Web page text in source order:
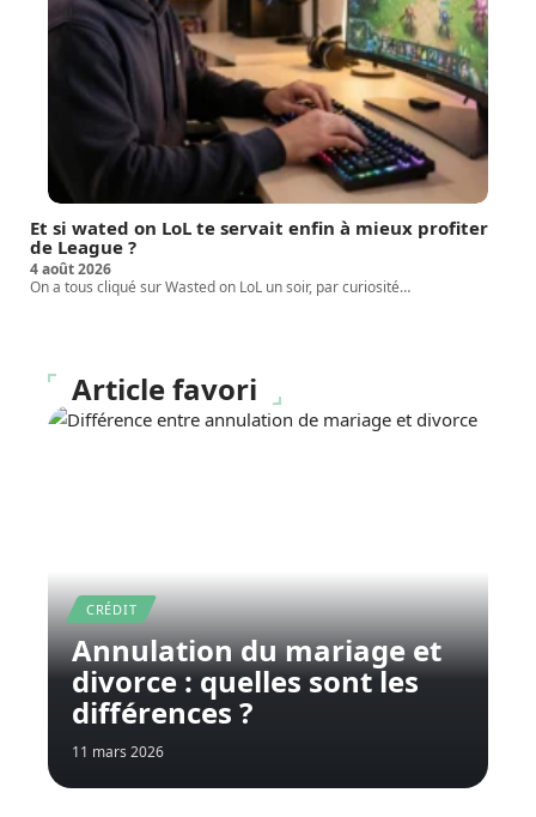
Et si wated on LoL te servait enfin à mieux profiter
de League ?
4 août 2026
On a tous cliqué sur Wasted on LoL un soir, par curiosité…
Article favori
CRÉDIT
Annulation du mariage et
divorce : quelles sont les
différences ?
11 mars 2026